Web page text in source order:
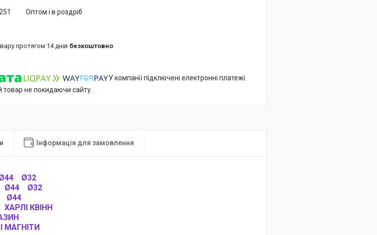
Оптом і в роздріб
протягом 14 днів безкоштовно
У компанії підключені електронні платежі.
не покидаючи сайту.
Інформація для замовлення
Ø32
Ø44
Ø32
Ø44
ХАРЛІ КВІНН
МАГНІТИ